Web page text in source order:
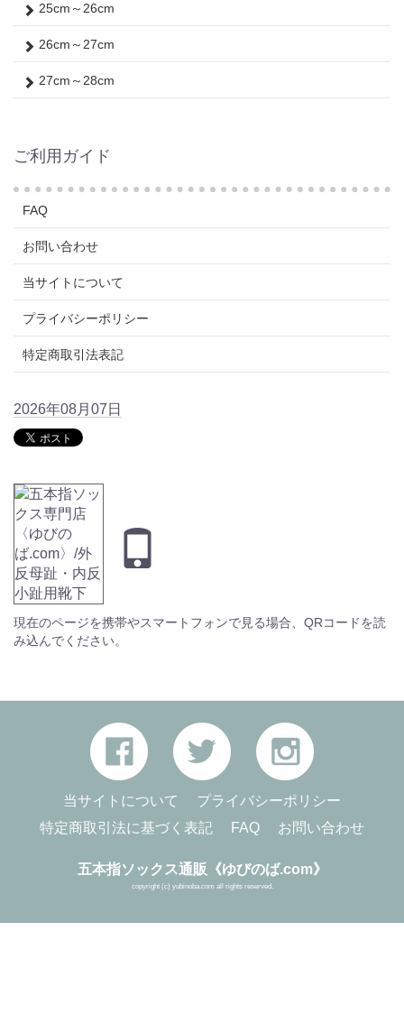
25cm～26cm
26cm～27cm
27cm～28cm
ご利用ガイド
FAQ
お問い合わせ
当サイトについて
プライバシーポリシー
特定商取引法表記
2026年08月07日
現在のページを携帯やスマートフォンで見る場合、QRコードを読
み込んでください。
当サイトについて
プライバシーポリシー
特定商取引法に基づく表記
FAQ お問い合わせ
五本指ソックス通販《ゆびのば.com》
copyright (c) yubinoba.com all rights reserved.